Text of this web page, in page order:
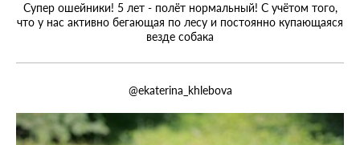
Супер ошейники! 5 лет - полёт нормальный! С учётом того,
что у нас активно бегающая по лесу и постоянно купающаяся
везде собака
@ekaterina_khlebova